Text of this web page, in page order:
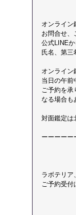
オンライン
お問合せ、
公式LINEか
氏名、第三
オンライン
当日の午前
ご予約を承
なる場合も
対面鑑定は
ーーーーー
ラボテリア
ご予約受付